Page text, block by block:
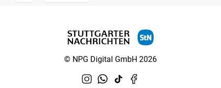
© NPG Digital GmbH 2026